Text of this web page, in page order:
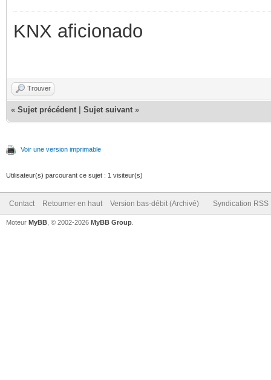
KNX aficionado
Trouver
« Sujet précédent Sujet suivant »
Voir une version imprimable
Utilisateur(s) parcourant ce sujet : 1 visiteur(s)
Contact Retourner en haut Version bas-débit (Archivé) Syndication RSS
Moteur MyBB , © 2002-2026 MyBB Group